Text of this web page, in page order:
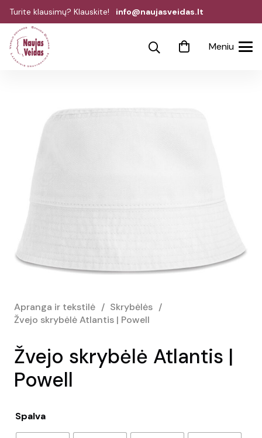
Turite klausimų? Klauskite! info@naujasveidas.lt
Meniu
Apranga ir tekstilė / Skrybėlės /
Žvejo skrybėlė Atlantis | Powell
Žvejo skrybėlė Atlantis |
Powell
Spalva